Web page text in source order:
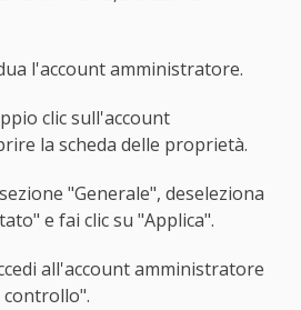
l'account amministratore.
clic sull'account
la scheda delle proprietà.
"Generale", deseleziona
e fai clic su "Applica".
all'account amministratore
controllo".